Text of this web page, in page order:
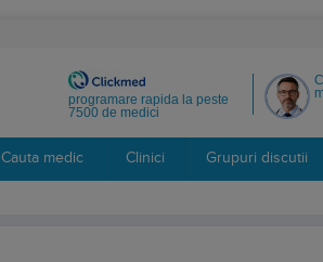
programare rapida la peste
7500 de medici
Cauta medic Clinici Grupuri discutii